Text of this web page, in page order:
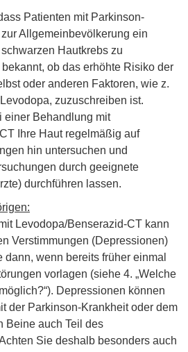
Patienten mit Parkinson-
Allgemeinbevölkerung ein
Hautkrebs zu
ob das erhöhte Risiko der
oder anderen Faktoren, wie z.
zuzuschreiben ist.
einer Behandlung mit
Ihre Haut regelmäßig auf
hin untersuchen und
durch geeignete
durchführen lassen.
Levodopa/Benserazid-CT kann
Verstimmungen (Depressionen)
dann, wenn bereits früher einmal
vorlagen (siehe 4. „Welche
Depressionen können
der Parkinson-Krankheit oder dem
Beine auch Teil des
Sie deshalb besonders auch